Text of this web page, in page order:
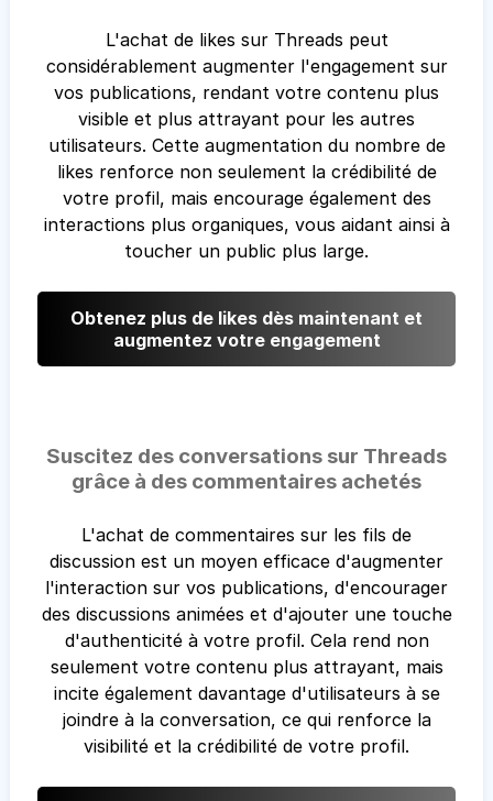
L'achat de likes sur Threads peut
considérablement augmenter l'engagement sur
vos publications, rendant votre contenu plus
visible et plus attrayant pour les autres
utilisateurs. Cette augmentation du nombre de
likes renforce non seulement la crédibilité de
votre profil, mais encourage également des
interactions plus organiques, vous aidant ainsi à
toucher un public plus large.
Obtenez plus de likes dès maintenant et
augmentez votre engagement
Suscitez des conversations sur Threads
grâce à des commentaires achetés
L'achat de commentaires sur les fils de
discussion est un moyen efficace d'augmenter
l'interaction sur vos publications, d'encourager
des discussions animées et d'ajouter une touche
d'authenticité à votre profil. Cela rend non
seulement votre contenu plus attrayant, mais
incite également davantage d'utilisateurs à se
joindre à la conversation, ce qui renforce la
visibilité et la crédibilité de votre profil.